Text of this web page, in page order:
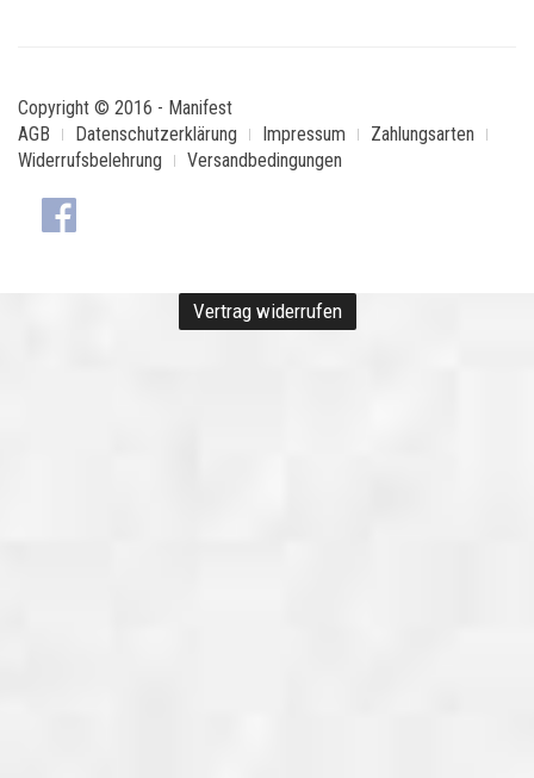
Copyright © 2016 - Manifest
AGB
Datenschutzerklärung Impressum
Zahlungsarten
Widerrufsbelehrung
Versandbedingungen
Vertrag widerrufen